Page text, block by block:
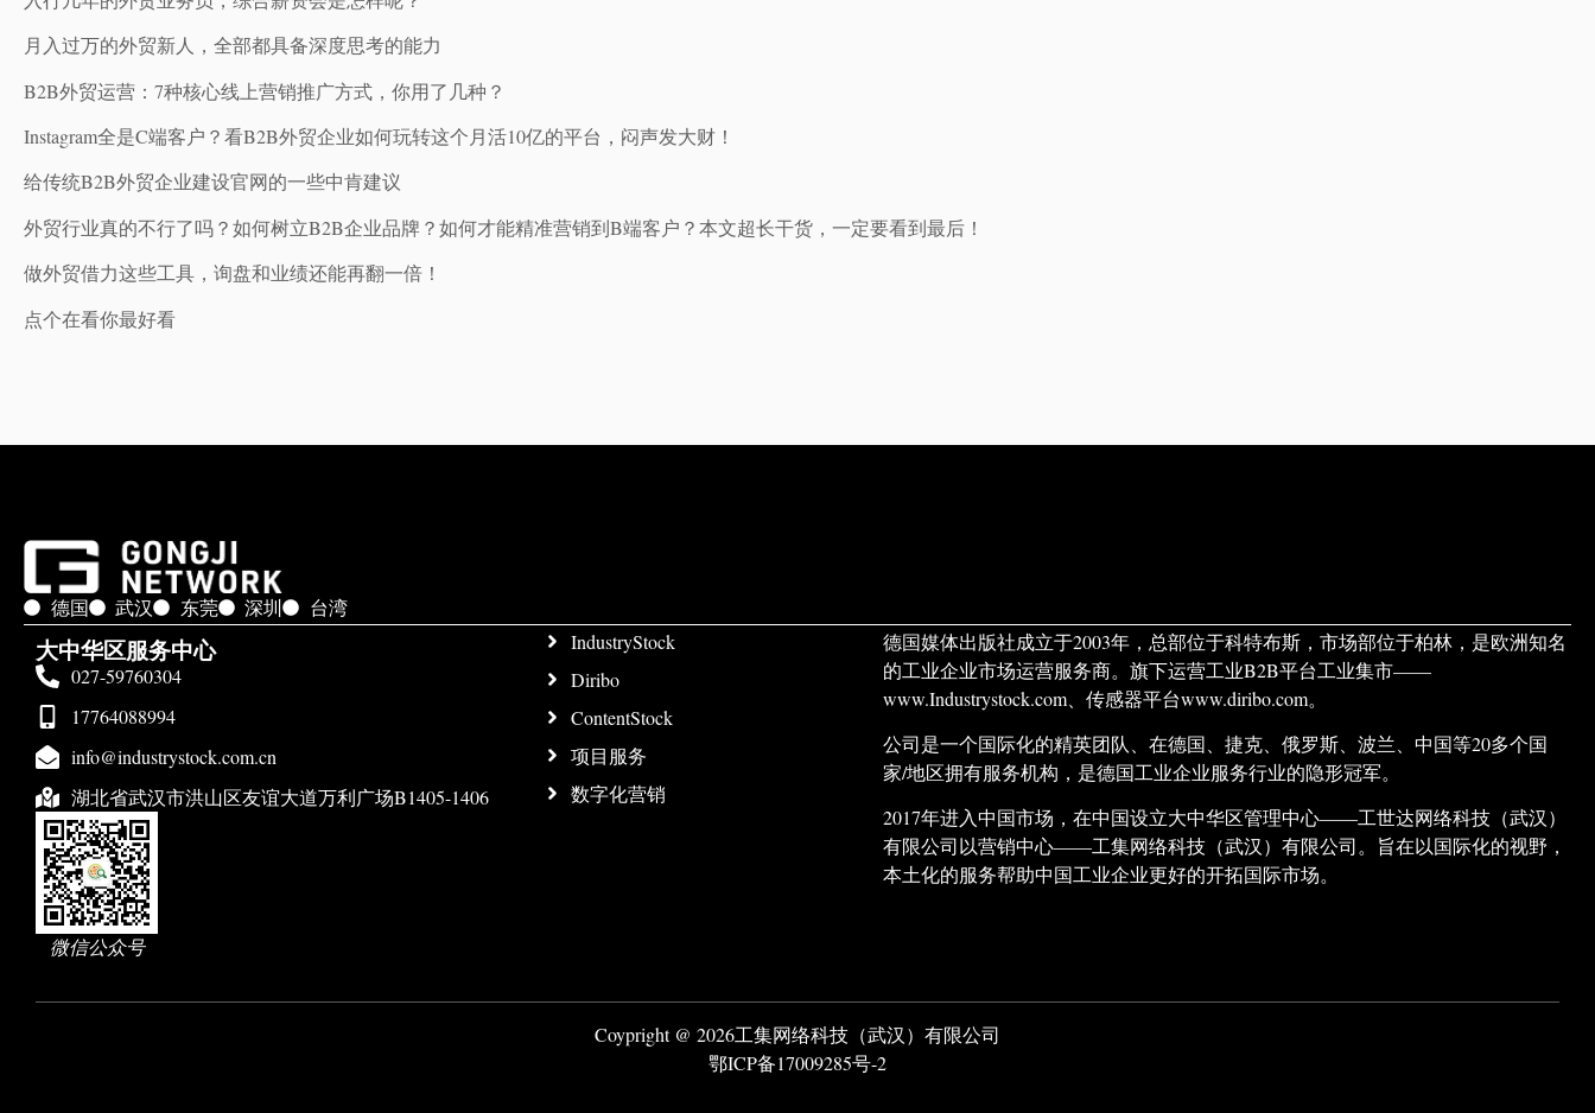
月入过万的外贸新人，全部都具备深度思考的能力
B2B外贸运营：7种核心线上营销推广方式，你用了几种？
Instagram全是C端客户？看B2B外贸企业如何玩转这个月活10亿的平台，闷声发大财！
给传统B2B外贸企业建设官网的一些中肯建议
外贸行业真的不行了吗？如何树立B2B企业品牌？如何才能精准营销到B端客户？本文超长干货，一定要看到最后！
做外贸借力这些工具，询盘和业绩还能再翻一倍！
点个在看你最好看
德国 武汉 东莞 深圳 台湾
大中华区服务中心
027-59760304
17764088994
info@industrystock.com.cn
湖北省武汉市洪山区友谊大道万利广场B1405-1406
微信公众号
IndustryStock
Diribo
ContentStock
项目服务
数字化营销
德国媒体出版社成立于2003年，总部位于科特布斯，市场部位于柏林，是欧洲知名
的工业企业市场运营服务商。旗下运营工业B2B平台工业集市——
www.Industrystock.com、传感器平台www.diribo.com。
公司是一个国际化的精英团队、在德国、捷克、俄罗斯、波兰、中国等20多个国
家/地区拥有服务机构，是德国工业企业服务行业的隐形冠军。
2017年进入中国市场，在中国设立大中华区管理中心——工世达网络科技（武汉）
有限公司以营销中心——工集网络科技（武汉）有限公司。旨在以国际化的视野，
本土化的服务帮助中国工业企业更好的开拓国际市场。
Coypright @ 2026工集网络科技（武汉）有限公司
鄂ICP备17009285号-2